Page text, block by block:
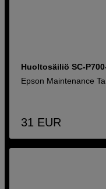
Huoltosäiliö SC-
Epson Maintenance
31 EUR